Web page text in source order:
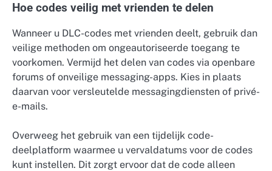
Hoe codes veilig met vrienden te delen
Wanneer u DLC-codes met vrienden deelt, gebruik dan
veilige methoden om ongeautoriseerde toegang te
voorkomen. Vermijd het delen van codes via openbare
forums of onveilige messaging-apps. Kies in plaats
daarvan voor versleutelde messagingdiensten of privé-
e-mails.
Overweeg het gebruik van een tijdelijk code-
deelplatform waarmee u vervaldatums voor de codes
kunt instellen. Dit zorgt ervoor dat de code alleen